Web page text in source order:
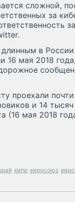
сложной,
за
за
в
16 мая 2018
проехали
и 14 тысяч
(16 мая 2018
кипр евросоюз